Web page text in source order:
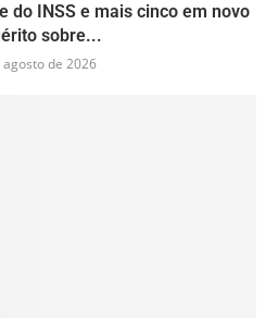
do INSS e mais cinco em novo
sobre...
agosto de 2026